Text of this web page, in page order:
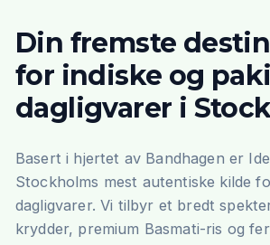
Din fremste
for indiske og
dagligvarer i
Basert i hjertet av Bandhagen er
Stockholms mest autentiske kilde
dagligvarer. Vi tilbyr et bredt
krydder, premium Basmati-ris og